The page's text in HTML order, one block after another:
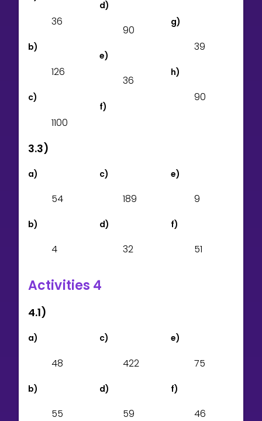
36
b)
126
c)
1100
d)
90
e)
36
f)
g)
39
h)
90
3.3)
a)
54
b)
4
c)
189
d)
32
e)
9
f)
51
Activities 4
4.1)
a)
48
b)
55
c)
422
d)
59
e)
75
f)
46